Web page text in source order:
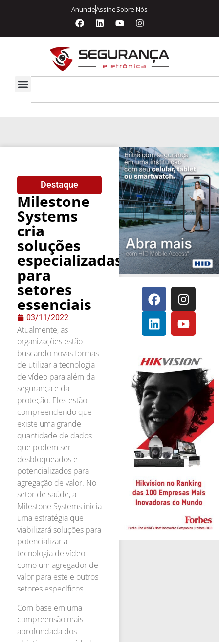
AnuncieAssineSobre Nós
Destaque
Milestone
Systems
cria
soluções
especializadas
para
setores
essenciais
03/11/2022
Atualmente, as
organizações estão
buscando novas formas
de utilizar a tecnologia
de vídeo para além da
segurança e da
proteção. Eles estão
compreendendo que
existe uma grande
quantidade de dados
que podem ser
desbloqueados e
potencializados para
agregação de valor. No
setor de saúde, a
Milestone Systems inicia
uma estratégia que
viabilizará soluções para
potencializar a
tecnologia de vídeo
como um agregador de
valor para este e outros
setores específicos.
Com base em uma
compreensão mais
aprofundada dos